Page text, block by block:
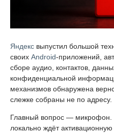
Яндекс выпустил большой
своих Android-приложений,
сборе аудио, контактов,
конфиденциальной
механизмов обнаружена
слежке собраны не по адресу.
Главный вопрос — микрофон.
локально ждёт